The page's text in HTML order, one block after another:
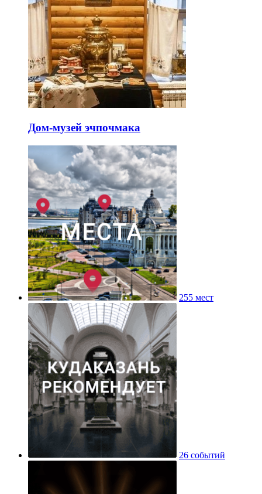
Дом-музей эчпочмака
255 мест
26 событий